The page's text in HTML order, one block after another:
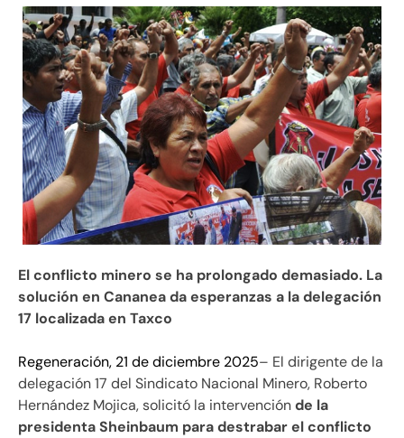
El conflicto minero se ha prolongado demasiado. La
solución en Cananea da esperanzas a la delegación
17 localizada en Taxco
Regeneración, 21 de diciembre 2025– El dirigente de la
delegación 17 del Sindicato Nacional Minero, Roberto
Hernández Mojica, solicitó la intervenciónde la
presidenta Sheinbaum para destrabar el conflicto